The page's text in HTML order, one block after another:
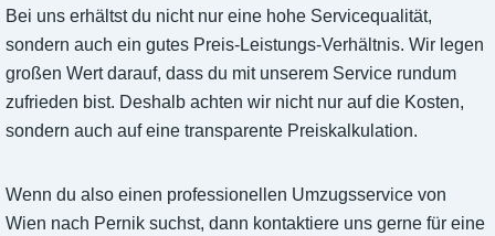
Bei uns erhältst du nicht nur eine hohe Servicequalität,
sondern auch ein gutes Preis-Leistungs-Verhältnis. Wir legen
großen Wert darauf, dass du mit unserem Service rundum
zufrieden bist. Deshalb achten wir nicht nur auf die Kosten,
sondern auch auf eine transparente Preiskalkulation.
Wenn du also einen professionellen Umzugsservice von
Wien nach Pernik suchst, dann kontaktiere uns gerne für eine